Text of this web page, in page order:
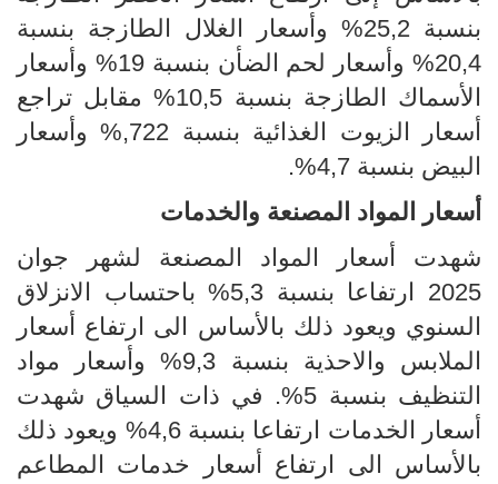
بنسبة 25,2% وأسعار الغلال الطازجة بنسبة
20,4% وأسعار لحم الضأن بنسبة 19% وأسعار
الأسماك الطازجة بنسبة 10,5% مقابل تراجع
أسعار الزيوت الغذائية بنسبة 722,% وأسعار
البيض بنسبة 4,7
%.
أسعار المواد المصنعة والخدمات
شهدت أسعار المواد المصنعة لشهر جوان
2025 ارتفاعا بنسبة 5,3% باحتساب الانزلاق
السنوي ويعود ذلك بالأساس الى ارتفاع أسعار
الملابس والاحذية بنسبة 9,3% وأسعار مواد
التنظيف بنسبة 5%. في ذات السياق شهدت
أسعار الخدمات ارتفاعا بنسبة 4,6% ويعود ذلك
بالأساس الى ارتفاع أسعار خدمات المطاعم